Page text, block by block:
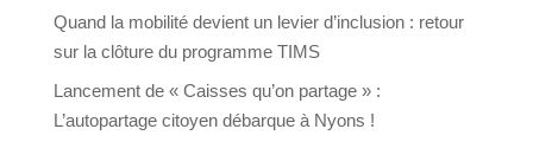
Quand la mobilité devient un levier d’inclusion : retour
sur la clôture du programme TIMS
Lancement de « Caisses qu’on partage » :
L’autopartage citoyen débarque à Nyons !